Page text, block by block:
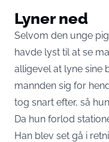
Lyner ned
Selvom den unge
havde lyst til at se
alligevel at lyne sine
mannden sig for
tog snart efter, så
Da hun forlod
Han blev set gå i